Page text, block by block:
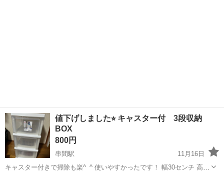
値下げしました⭐︎ キャスター付 3段収納
BOX
800円
串間駅
11月16日
キャスター付きで掃除も楽^_^ 使いやすかったです！ 幅30センチ 高さ